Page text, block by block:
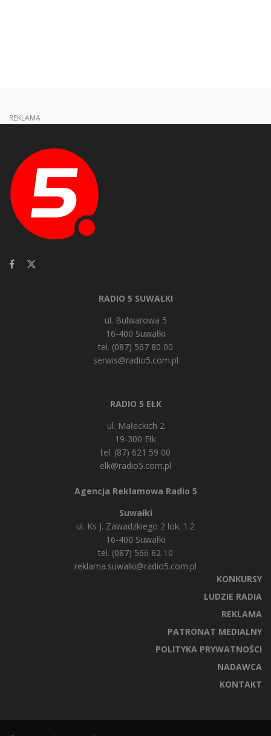
REKLAMA
RADIO 5 SUWAŁKI
ul. Bulwarowa 5
16-400 Suwałki
tel. (087) 567 80 00
serwis@radio5.com.pl
RADIO 5 EŁK
ul. Małeckich 2
19-300 Ełk
tel. (87) 621 59 00
elk@radio5.com.pl
Agencja Reklamowa Radio 5
Suwałki
ul. Ks J. Zawadzkiego 2 lok. 1.2
16-400 Suwałki
tel. (087) 566 62 10
reklama.suwalki@radio5.com.pl
KONKURSY
LUDZIE RADIA
REKLAMA
PATRONAT MEDIALNY
POLITYKA PRYWATNOŚCI
NADAWCA
KONTAKT